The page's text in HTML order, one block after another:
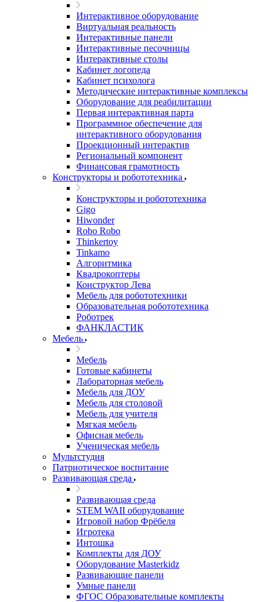
Интерактивное оборудование
Виртуальная реальность
Интерактивные панели
Интерактивные песочницы
Интерактивные столы
Кабинет логопеда
Кабинет психолога
Методические интерактивные комплексы
Оборудование для реабилитации
Первая интерактивная парта
Программное обеспечение для
интерактивного оборудования
Проекционный интерактив
Региональный компонент
Финансовая грамотность
Конструкторы и робототехника
Конструкторы и робототехника
Gigo
Hiwonder
Robo Robo
Thinkertoy
Tinkamo
Алгоритмика
Квадрокоптеры
Конструктор Лева
Мебель для робототехники
Образовательная робототехника
Роботрек
ФАНКЛАСТИК
Мебель
Мебель
Готовые кабинеты
Лабораторная мебель
Мебель для ДОУ
Мебель для столовой
Мебель для учителя
Мягкая мебель
Офисная мебель
Ученическая мебель
Мультстудия
Патриотическое воспитание
Развивающая среда
Развивающая среда
STEM WAII оборудование
Игровой набор Фрёбеля
Игротека
Интошка
Комплекты для ДОУ
Оборудование Masterkidz
Развивающие панели
Умные панели
ФГОС Образовательные комплекты